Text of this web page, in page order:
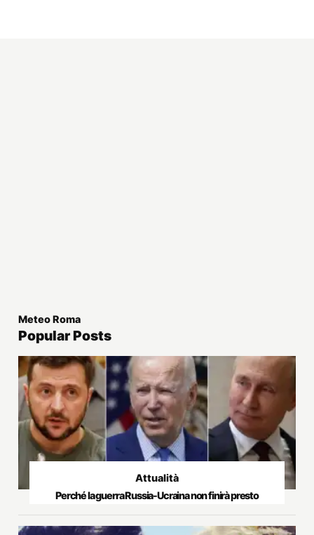
Meteo Roma
Popular Posts
Attualità
Perché la guerra Russia-Ucraina non finirà presto